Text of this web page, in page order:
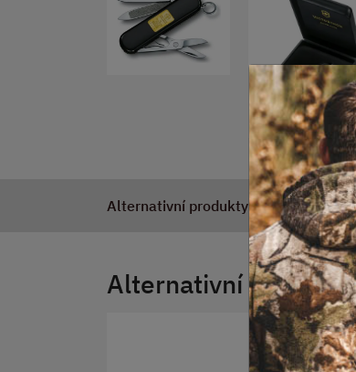
Alternativní produkty
Alternativní produkty